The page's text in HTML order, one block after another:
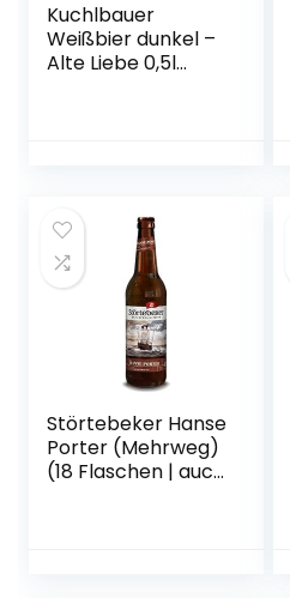
Kuchlbauer
Weißbier dunkel –
Alte Liebe 0,5l
Störtebeker Hanse
Porter (Mehrweg)
(18 Flaschen | auch